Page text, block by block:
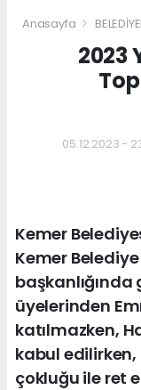
Anasayfa
2023
05.12.2023 -
Kemer
Kemer
üyelerinden
katılmazken,
kabul
çokluğu ile ret